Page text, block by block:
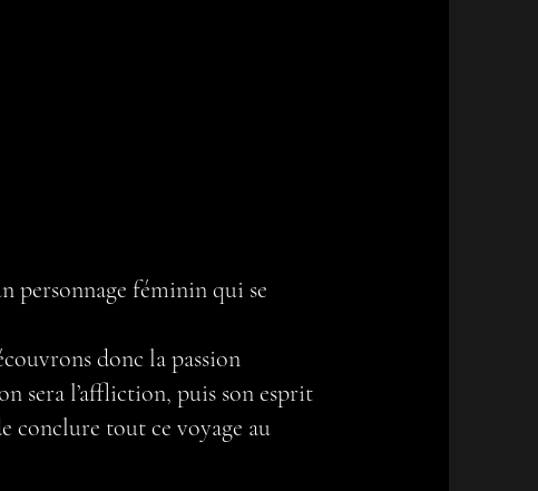
personnage féminin qui se
donc la passion
sera l’affliction, puis son esprit
conclure tout ce voyage au